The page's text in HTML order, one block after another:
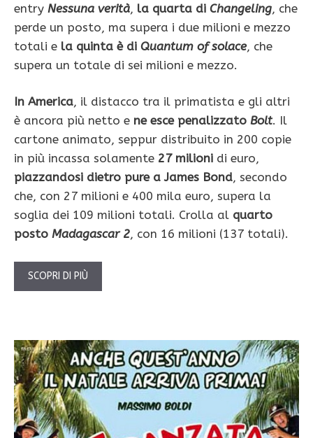
entry Nessuna verità, la quarta di Changeling, che
perde un posto, ma supera i due milioni e mezzo
totali e la quinta è di Quantum of solace, che
supera un totale di sei milioni e mezzo.
In America, il distacco tra il primatista e gli altri
è ancora più netto e ne esce penalizzato Bolt. Il
cartone animato, seppur distribuito in 200 copie
in più incassa solamente 27 milioni di euro,
piazzandosi dietro pure a James Bond, secondo
che, con 27 milioni e 400 mila euro, supera la
soglia dei 109 milioni totali. Crolla al quarto
posto Madagascar 2, con 16 milioni (137 totali).
SCOPRI DI PIÙ